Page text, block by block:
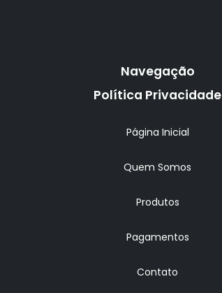
Navegação
Política Privacidade
Página Inicial
Quem Somos
Produtos
Pagamentos
Contato